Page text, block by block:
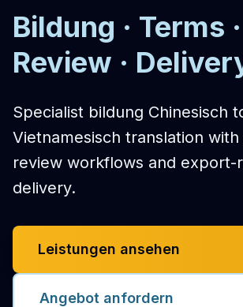
Bildung · Terms ·
Review ·
Specialist bildung Chinesisch
Vietnamesisch translation with
review workflows and export-
delivery.
Leistungen ansehen
Angebot anfordern